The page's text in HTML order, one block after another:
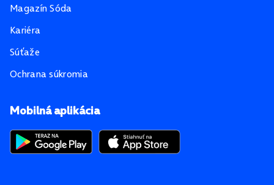
Mobilná aplikácia
Magazín Sóda
Kariéra
Súťaže
Ochrana súkromia